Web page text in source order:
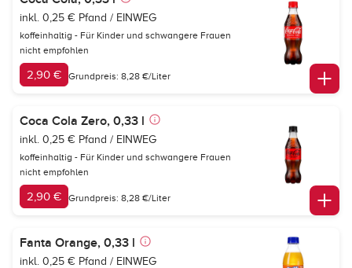
inkl. 0,25 € Pfand / EINWEG
koffeinhaltig - Für Kinder und schwangere Frauen
nicht empfohlen
2,90 € Grundpreis: 8,28 €/Liter
Coca Cola Zero, 0,33 l
inkl. 0,25 € Pfand / EINWEG
koffeinhaltig - Für Kinder und schwangere Frauen
nicht empfohlen
2,90 € Grundpreis: 8,28 €/Liter
Fanta Orange, 0,33 l
inkl. 0,25 € Pfand / EINWEG